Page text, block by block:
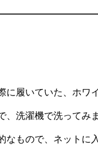
履いていた、ホワ
洗濯機で洗ってみま
もので、ネットに